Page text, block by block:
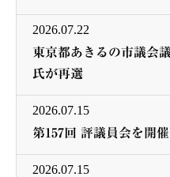
2026.07.22
東京都あきるの市議会
氏が再選
2026.07.15
第157回 評議員会を開催
2026.07.15